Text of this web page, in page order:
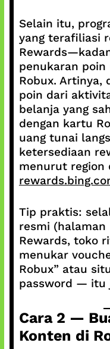
Selain itu,
yang terafiliasi
penukaran
Robux. Artinya,
poin dari
belanja yang
dengan kartu
uang tunai
ketersediaan
menurut region
Tip praktis:
resmi (halaman
Rewards, toko
menukar
Robux” atau
password — itu
Cara 2 —
Konten di